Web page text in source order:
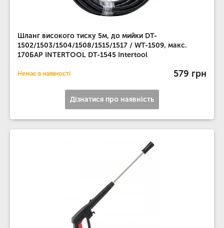
Шланг високого тиску 5м, до мийки DT-
1502/1503/1504/1508/1515/1517 / WT-1509, макс.
170БАР INTERTOOL DT-1545 Intertool
Немає в наявності 579 грн
Дізнатися про наявність